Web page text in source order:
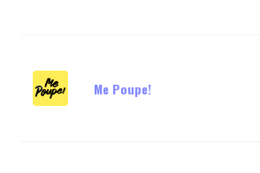
Me Poupe!